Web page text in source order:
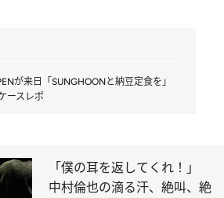
が来日「SUNGHOONと納豆定食を」
ースレポ
「僕の耳を返してくれ！」
中村倫也の滴る汗、絶叫、絶